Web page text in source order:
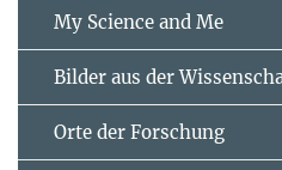
My Science and Me
Bilder aus der
Orte der Forschung